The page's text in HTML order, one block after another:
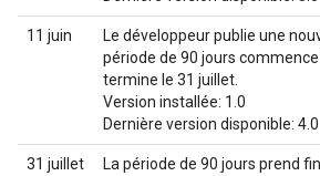
11 juin
Le développeur publie une
période de 90 jours
termine le 31 juillet.
Version installée: 1.0
Dernière version disponible: 4.0
31 juillet
La période de 90 jours prend